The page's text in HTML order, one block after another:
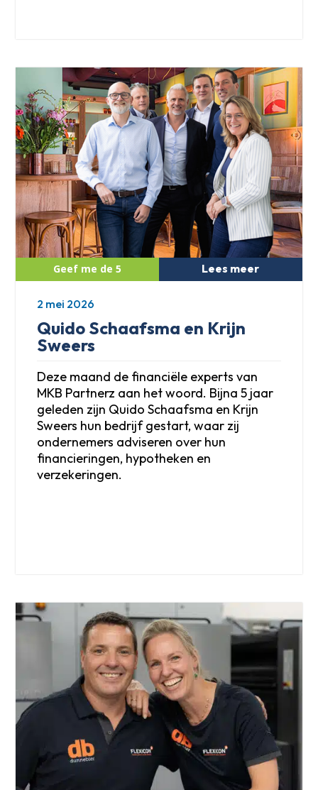
Quido Schaafsma en Krijn
Sweers
Deze maand de financiële experts van
MKB Partnerz aan het woord. Bijna 5 jaar
geleden zijn Quido Schaafsma en Krijn
Sweers hun bedrijf gestart, waar zij
ondernemers adviseren over hun
financieringen, hypotheken en
verzekeringen.
Lees meer
2 mei 2026